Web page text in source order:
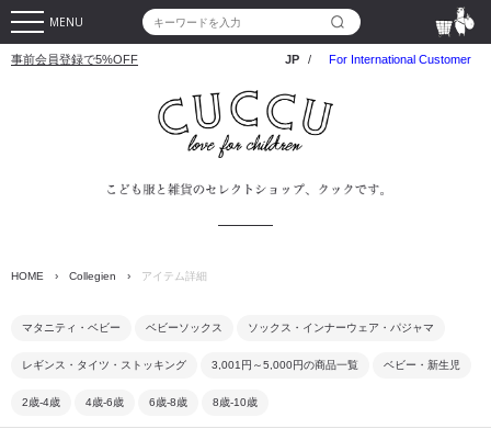
MENU
事前会員登録で5%OFF JP / For International Customer
HOME › Collegien › アイテム詳細
マタニティ・ベビー ベビーソックス ソックス・インナーウェア・パジャマ
レギンス・タイツ・ストッキング 3,001円～5,000円の商品一覧 ベビー・新生児
2歳-4歳 4歳-6歳 6歳-8歳 8歳-10歳